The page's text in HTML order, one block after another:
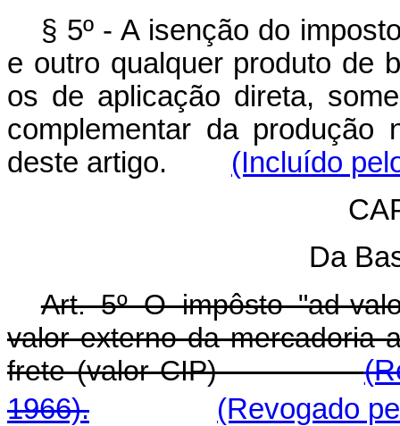
§ 5º - A isenção do
e outro qualquer produto de
os de aplicação direta,
complementar da produção
deste artigo. (Incluído
Da
Art. 5º O impôsto "ad-
valor externo da mercadoria
frete (valor CIP)
1966).
(Revogado